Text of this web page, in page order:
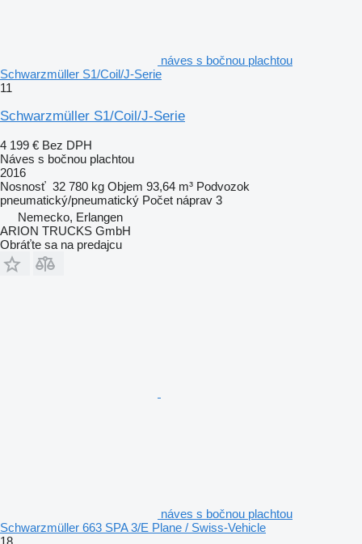
náves s bočnou plachtou
Schwarzmüller S1/Coil/J-Serie
11
Schwarzmüller S1/Coil/J-Serie
4 199 € Bez DPH
Náves s bočnou plachtou
2016
Nosnosť 32 780 kg Objem 93,64 m³ Podvozok
pneumatický/pneumatický Počet náprav 3
Nemecko, Erlangen
ARION TRUCKS GmbH
Obráťte sa na predajcu
náves s bočnou plachtou
Schwarzmüller 663 SPA 3/E Plane / Swiss-Vehicle
18